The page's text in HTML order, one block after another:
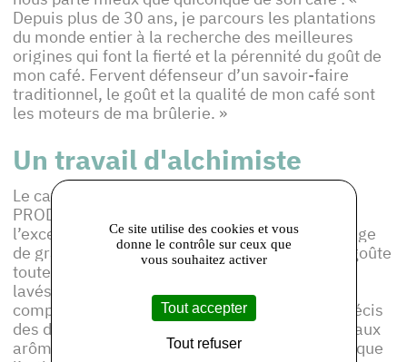
Depuis plus de 30 ans, je parcours les plantations
du monde entier à la recherche des meilleures
origines qui font la fierté et la pérennité du goût de
mon café. Fervent défenseur d’un savoir-faire
traditionnel, le goût et la qualité de mon café sont
les moteurs de ma brûlerie. »
Un travail d'alchimiste
Le café Caron, adhérent à la marque régionale
PRODUIT EN Île-de-France se caractérise par
l’excellence de ses origines ; c’est un assemblage
de grands crus d’arabica. A chaque récolte, je goûte
toutes les origines de cafés, arabica natures et
lavés. Ensuite, le travail du torréfacteur est
comparable à celui d’un alchimiste : dosage précis
des différents crus pour créer un café complet aux
arômes complémentaires. La magie opère lorsque
Ce site utilise des cookies et vous
donne le contrôle sur ceux que
vous souhaitez activer
Tout accepter
Tout refuser